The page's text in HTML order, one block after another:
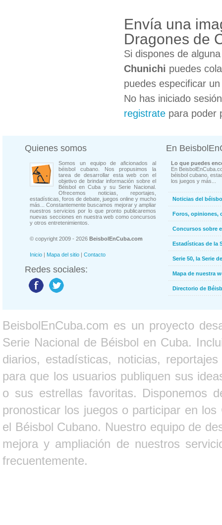
Envía una
Dragones de
Si dispones de
Chunichi puedes
puedes especificar
No has iniciado
registrate para poder
Quienes somos
Somos un equipo de aficionados al
béisbol cubano. Nos propusimos la
tarea de desarrollar esta web con el
objetivo de brindar información sobre el
Béisbol en Cuba y su Serie Nacional.
Ofrecemos noticias, reportajes,
estadísticas, foros de debate, juegos online y mucho
más... Constantemente buscamos mejorar y ampliar
nuestros servicios por lo que pronto publicaremos
nuevas secciones en nuestra web como concursos
y otros entretenimientos.
© copyright 2009 - 2026 BeisbolEnCuba.com
Inicio | Mapa del sitio | Contacto
Redes sociales:
En
Lo que puedes
En
béisbol cubano,
los juegos y más...
Noticias del
Foros, opiniones,
Concursos sobre
Estadísticas de la
Serie 50, la Serie
Mapa de nuestra
Directorio de
BeisbolEnCuba.com es un proyecto
Serie Nacional de Béisbol en Cuba.
diarios, estadísticas, noticias,
para que los usuarios publiquen sus
o sus estrellas favoritas. Disponemos
pronosticar los juegos o participar en
el Béisbol Cubano. Nuestro equipo de
mejora y ampliación de nuestros
frecuentemente.